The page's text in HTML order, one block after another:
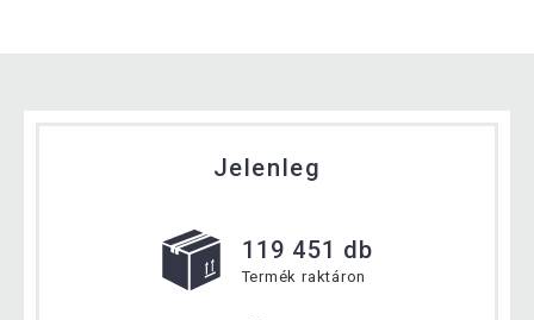
Jelenleg
119 451 db
Termék raktáron